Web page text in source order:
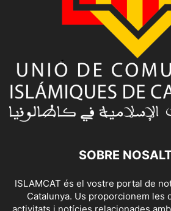
SOBRE
ISLAMCAT és el vostre portal de
Catalunya. Us proporcionem les